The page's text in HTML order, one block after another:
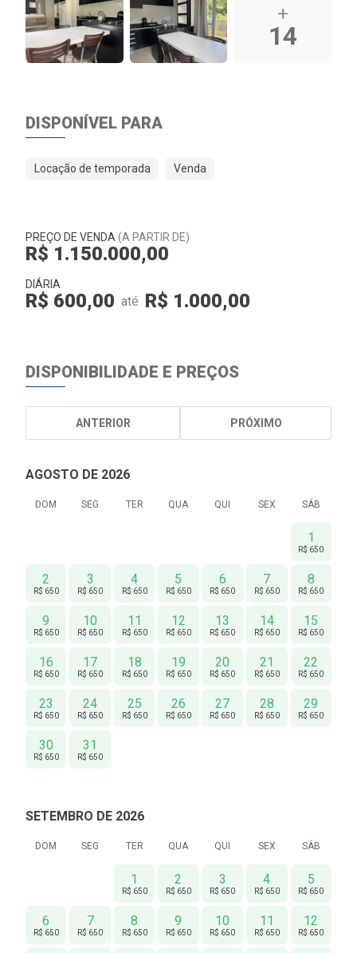
+
14
DISPONÍVEL PARA
Locação de temporada Venda
PREÇO DE VENDA(A PARTIR DE)
R$ 1.150.000,00
DIÁRIA
R$ 600,00 até R$ 1.000,00
DISPONIBILIDADE E PREÇOS
ANTERIOR PRÓXIMO
AGOSTO DE 2026
DOM SEG TER QUA QUI SEX SÁB
1
R$ 650
2
R$ 650
3
R$ 650
4
R$ 650
5
R$ 650
6
R$ 650
7
R$ 650
8
R$ 650
9
R$ 650
10
R$ 650
11
R$ 650
12
R$ 650
13
R$ 650
14
R$ 650
15
R$ 650
16
R$ 650
17
R$ 650
18
R$ 650
19
R$ 650
20
R$ 650
21
R$ 650
22
R$ 650
23
R$ 650
24
R$ 650
25
R$ 650
26
R$ 650
27
R$ 650
28
R$ 650
29
R$ 650
30
R$ 650
31
R$ 650
SETEMBRO DE 2026
DOM SEG TER QUA QUI SEX SÁB
1
R$ 650
2
R$ 650
3
R$ 650
4
R$ 650
5
R$ 650
6
R$ 650
7
R$ 650
8
R$ 650
9
R$ 650
10
R$ 650
11
R$ 650
12
R$ 650